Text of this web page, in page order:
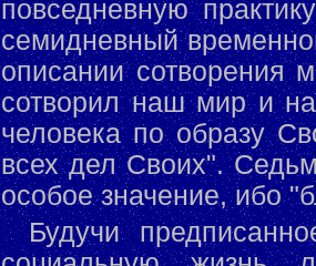
повседневную
семидневный
описании сотворения
сотворил наш мир и
человека по образу
всех дел Своих".
особое значение, ибо
Будучи